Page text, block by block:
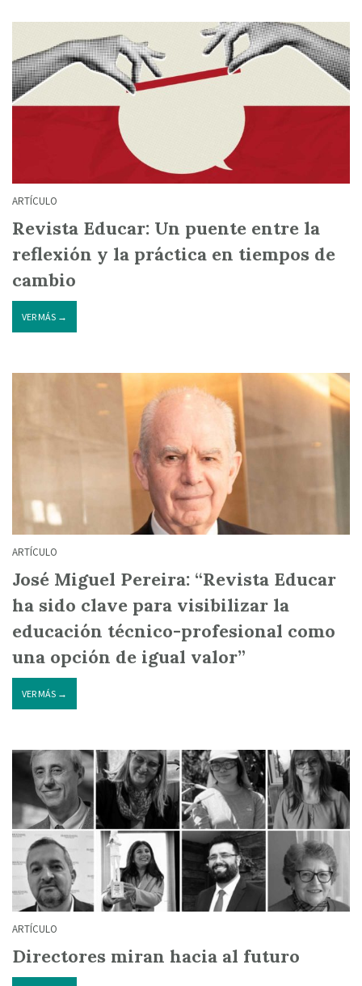
ARTÍCULO
Revista Educar: Un puente entre la
reflexión y la práctica en tiempos de
cambio
VER MÁS →
ARTÍCULO
José Miguel Pereira: “Revista Educar
ha sido clave para visibilizar la
educación técnico-profesional como
una opción de igual valor”
VER MÁS →
ARTÍCULO
Directores miran hacia al futuro